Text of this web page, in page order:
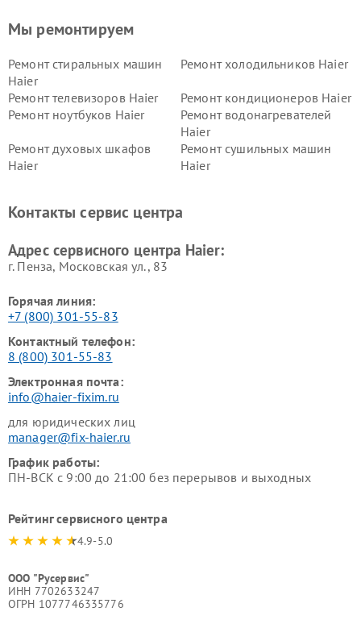
Мы ремонтируем
Ремонт стиральных машин
Haier
Ремонт холодильников Haier
Ремонт телевизоров Haier
Ремонт кондиционеров Haier
Ремонт ноутбуков Haier
Ремонт водонагревателей
Haier
Ремонт духовых шкафов
Haier
Ремонт сушильных машин
Haier
Ремонт роботов-пылесосов
Ремонт посудомоечных
Контакты сервис центра
Адрес сервисного центра Haier:
г. Пенза, Московская ул., 83
Горячая линия:
+7 (800) 301-55-83
Контактный телефон:
8 (800) 301-55-83
Электронная почта:
info@haier-fixim.ru
для юридических лиц
manager@fix-haier.ru
График работы:
ПН-ВСК с 9:00 до 21:00 без перерывов и выходных
Рейтинг сервисного центра
4.9-5.0
ООО "Русервис"
ИНН 7702633247
ОГРН 1077746335776